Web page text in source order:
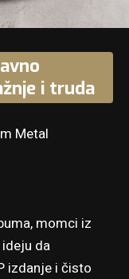
i truda
Metal
momci iz
da
izdanje i čisto